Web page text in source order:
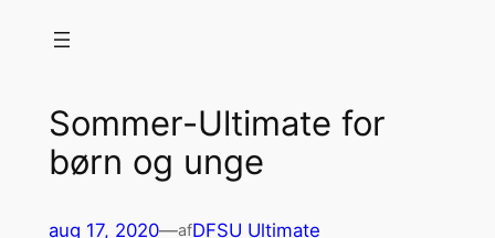
Sommer-Ultimate for
børn og unge
aug 17, 2020—afDFSU Ultimate